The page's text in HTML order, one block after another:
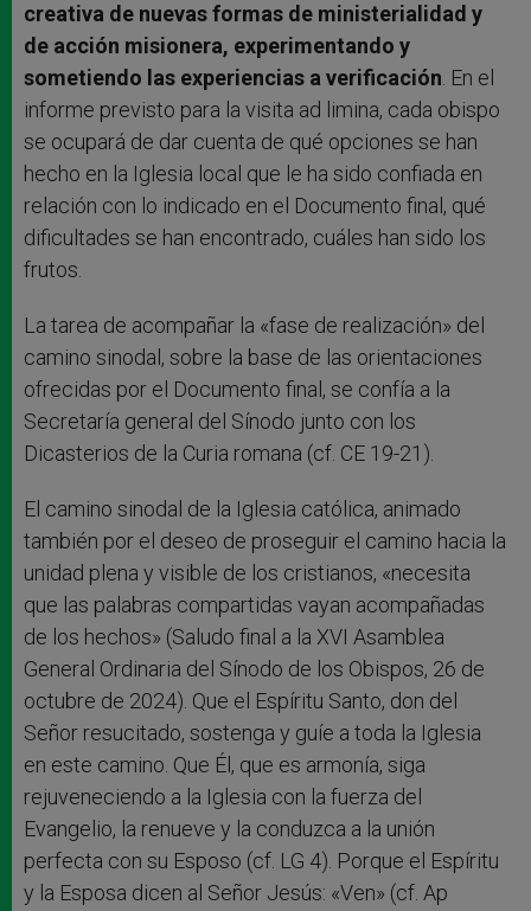
creativa de nuevas formas de ministerialidad y
de acción misionera, experimentando y
sometiendo las experiencias a verificación . En el
informe previsto para la visita ad limina, cada obispo
se ocupará de dar cuenta de qué opciones se han
hecho en la Iglesia local que le ha sido confiada en
relación con lo indicado en el Documento final, qué
dificultades se han encontrado, cuáles han sido los
frutos.
La tarea de acompañar la «fase de realización» del
camino sinodal, sobre la base de las orientaciones
ofrecidas por el Documento final, se confía a la
Secretaría general del Sínodo junto con los
Dicasterios de la Curia romana (cf. CE 19-21).
El camino sinodal de la Iglesia católica, animado
también por el deseo de proseguir el camino hacia la
unidad plena y visible de los cristianos, «necesita
que las palabras compartidas vayan acompañadas
de los hechos» (Saludo final a la XVI Asamblea
General Ordinaria del Sínodo de los Obispos, 26 de
octubre de 2024). Que el Espíritu Santo, don del
Señor resucitado, sostenga y guíe a toda la Iglesia
en este camino. Que Él, que es armonía, siga
rejuveneciendo a la Iglesia con la fuerza del
Evangelio, la renueve y la conduzca a la unión
perfecta con su Esposo (cf. LG 4). Porque el Espíritu
y la Esposa dicen al Señor Jesús: «Ven» (cf. Ap